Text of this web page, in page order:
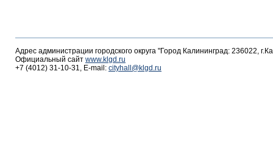
Адрес администрации городского округа "Город Калининград: 236022,
Официальный сайт www.klgd.ru
+7 (4012) 31-10-31, E-mail: cityhall@klgd.ru